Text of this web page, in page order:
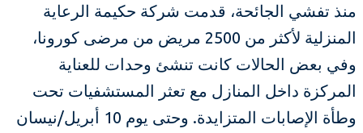
منذ تفشي الجائحة، قدمت شركة حكيمة الرعاية
المنزلية لأكثر من 2500 مريض من مرضى كورونا،
وفي بعض الحالات كانت تنشئ وحدات للعناية
المركزة داخل المنازل مع تعثر المستشفيات تحت
وطأة الإصابات المتزايدة. وحتى يوم 10 أبريل/نيسان